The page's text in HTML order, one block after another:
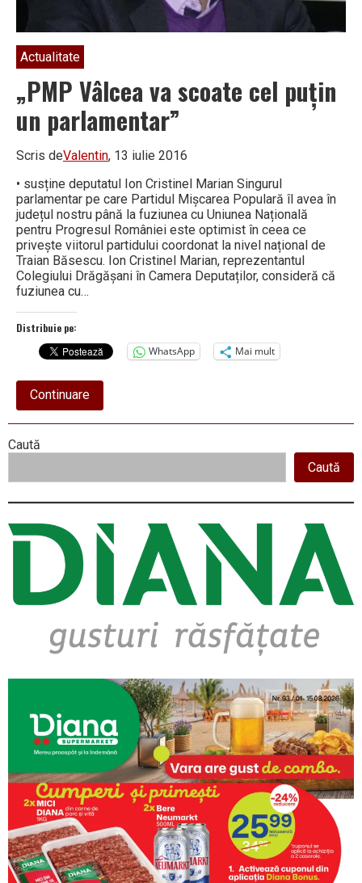
Actualitate
„PMP Vâlcea va scoate cel puțin
un parlamentar”
Scris deValentin, 13 iulie 2016
• susține deputatul Ion Cristinel Marian Singurul
parlamentar pe care Partidul Mișcarea Populară îl avea în
județul nostru până la fuziunea cu Uniunea Națională
pentru Progresul României este optimist în ceea ce
privește viitorul partidului coordonat la nivel național de
Traian Băsescu. Ion Cristinel Marian, reprezentantul
Colegiului Drăgășani în Camera Deputaților, consideră că
fuziunea cu…
Distribuie pe:
WhatsApp
Mai mult
Continuareabout
„PMP
Vâlcea
un
Right
Asides
Caută
Caută